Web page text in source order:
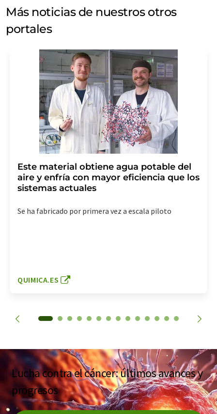
Más noticias de nuestros otros
portales
Este material obtiene agua potable del
aire y enfría con mayor eficiencia que los
sistemas actuales
Se ha fabricado por primera vez a escala piloto
QUIMICA.ES
Lucha contra el cáncer: últimos avances y
progresos